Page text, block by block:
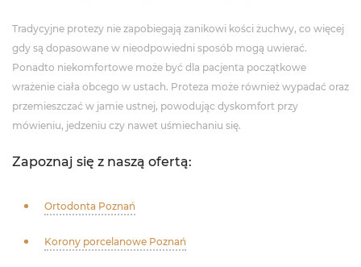
Tradycyjne protezy nie zapobiegają zanikowi kości żuchwy, co więcej
gdy są dopasowane w nieodpowiedni sposób mogą uwierać.
Ponadto niekomfortowe może być dla pacjenta początkowe
wrażenie ciała obcego w ustach. Proteza może również wypadać oraz
przemieszczać w jamie ustnej, powodując dyskomfort przy
mówieniu, jedzeniu czy nawet uśmiechaniu się.
Zapoznaj się z naszą ofertą:
Ortodonta Poznań
Korony porcelanowe Poznań